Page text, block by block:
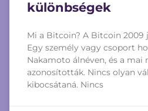
különbségek
Mi a Bitcoin? A Bitcoin 2009
Egy személy vagy csoport
Nakamoto álnéven, és a mai
azonosították. Nincs olyan
kibocsátaná. Nincs